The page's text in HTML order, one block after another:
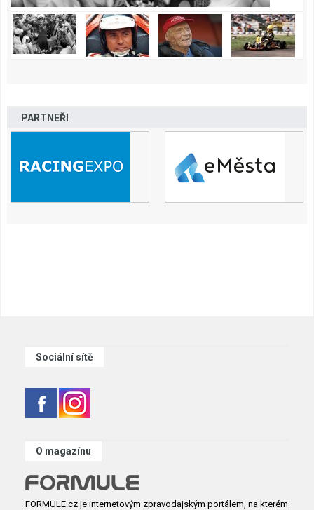
PARTNEŘI
Sociální sítě
O magazínu
FORMULE.cz je internetovým zpravodajským portálem, na kterém